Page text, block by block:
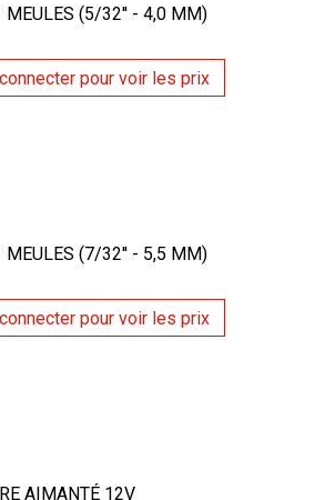
MEULES (5/32'' - 4,0 MM)
pour voir les prix
MEULES (7/32'' - 5,5 MM)
pour voir les prix
AIMANTÉ 12V